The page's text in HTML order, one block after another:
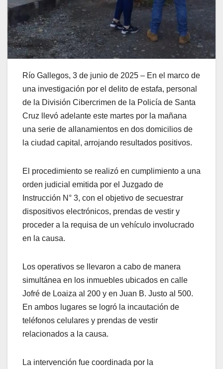
Río Gallegos, 3 de junio de 2025 – En el marco de
una investigación por el delito de estafa, personal
de la División Cibercrimen de la Policía de Santa
Cruz llevó adelante este martes por la mañana
una serie de allanamientos en dos domicilios de
la ciudad capital, arrojando resultados positivos.
El procedimiento se realizó en cumplimiento a una
orden judicial emitida por el Juzgado de
Instrucción N° 3, con el objetivo de secuestrar
dispositivos electrónicos, prendas de vestir y
proceder a la requisa de un vehículo involucrado
en la causa.
Los operativos se llevaron a cabo de manera
simultánea en los inmuebles ubicados en calle
Jofré de Loaiza al 200 y en Juan B. Justo al 500.
En ambos lugares se logró la incautación de
teléfonos celulares y prendas de vestir
relacionados a la causa.
La intervención fue coordinada por la